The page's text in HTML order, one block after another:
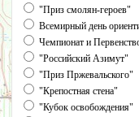
"Приз смолян-героев"
Всемирный день
Чемпионат и
"Российский Азимут"
"Приз Пржевальского"
"Крепостная стена"
"Кубок освобождения"